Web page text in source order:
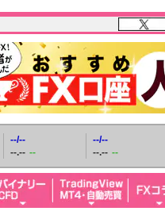
--/--
--.-- --
--/--
--.-- --